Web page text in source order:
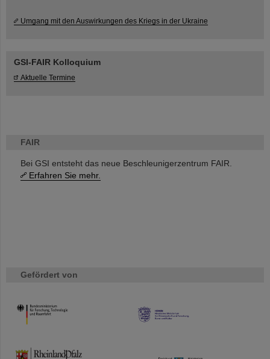
FAIR
Bei GSI entsteht das neue Beschleunigerzentrum FAIR.
Erfahren Sie mehr.
Gefördert von
HMWK
TMWWDG
Umgang mit den Auswirkungen des Kriegs in der Ukraine
GSI-FAIR Kolloquium
Aktuelle Termine